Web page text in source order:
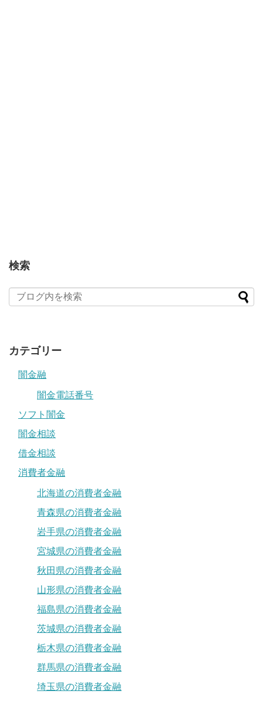
検索
カテゴリー
闇金融
闇金電話番号
ソフト闇金
闇金相談
借金相談
消費者金融
北海道の消費者金融
青森県の消費者金融
岩手県の消費者金融
宮城県の消費者金融
秋田県の消費者金融
山形県の消費者金融
福島県の消費者金融
茨城県の消費者金融
栃木県の消費者金融
群馬県の消費者金融
埼玉県の消費者金融